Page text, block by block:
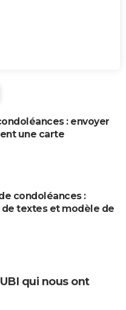
: envoyer
une carte
condoléances :
textes et modèle de
qui nous ont